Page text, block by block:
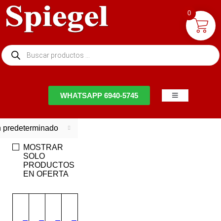
WHATSAPP 6940-5745
predeterminado
MOSTRAR
SOLO
PRODUCTOS
EN OFERTA
0